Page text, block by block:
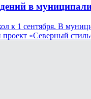
в
к 1 сентября. В
проект «Северный